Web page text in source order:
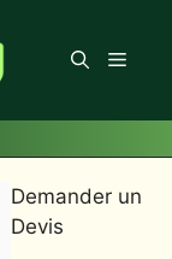
Menu
Demander un
Devis